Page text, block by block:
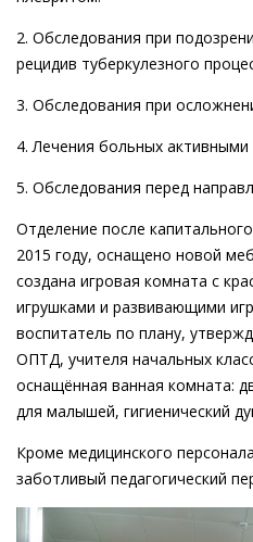
2. Обследования при
рецидив туберкулезного
3. Обследования при
4. Лечения больных
5. Обследования перед
Отделение после
2015 году, оснащено новой
создана игровая комната с
игрушками и развивающими
воспитатель по плану,
ОПТД, учителя начальных
оснащённая ванная комната:
для малышей, гигиенический
Кроме медицинского
заботливый педагогический